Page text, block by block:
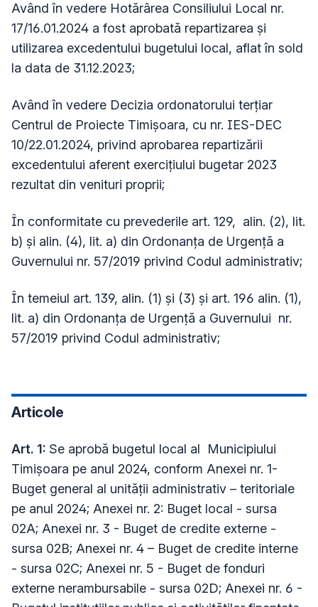
Având în vedere Hotărârea Consiliului Local nr.
17/16.01.2024 a fost aprobată repartizarea și
utilizarea excedentului bugetului local, aflat în sold
la data de 31.12.2023;
Având în vedere Decizia ordonatorului terțiar
Centrul de Proiecte Timișoara, cu nr. IES-DEC
10/22.01.2024, privind aprobarea repartizării
excedentului aferent exercițiului bugetar 2023
rezultat din venituri proprii;
În conformitate cu prevederile art. 129, alin. (2), lit.
b) și alin. (4), lit. a) din Ordonanța de Urgență a
Guvernului nr. 57/2019 privind Codul administrativ;
În temeiul art. 139, alin. (1) și (3) și art. 196 alin. (1),
lit. a) din Ordonanța de Urgență a Guvernului nr.
57/2019 privind Codul administrativ;
Articole
Art. 1: Se aprobă bugetul local al Municipiului
Timișoara pe anul 2024, conform Anexei nr. 1-
Buget general al unității administrativ – teritoriale
pe anul 2024; Anexei nr. 2: Buget local - sursa
02A; Anexei nr. 3 - Buget de credite externe -
sursa 02B; Anexei nr. 4 – Buget de credite interne
- sursa 02C; Anexei nr. 5 - Buget de fonduri
externe nerambursabile - sursa 02D; Anexei nr. 6 -